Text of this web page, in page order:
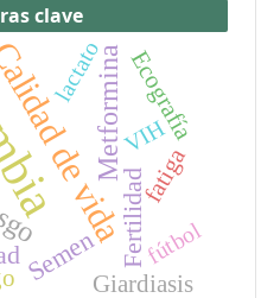
clave
de vida
Metformina
Semen Fertilidadfatiga
Giardiasis
Ecografía
VIH
fútbol
lactato